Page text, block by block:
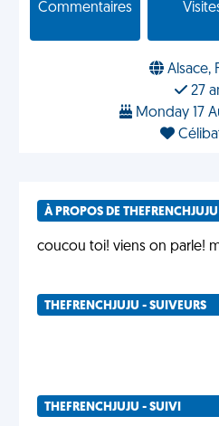
Commentaires
Alsace,
27
Monday 17
À PROPOS DE THEFRENCHJUJU
coucou toi! viens on parle!
THEFRENCHJUJU - SUIVEURS
THEFRENCHJUJU - SUIVI